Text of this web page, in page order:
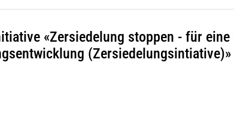
«Zersiedelung stoppen - für eine
(Zersiedelungsintiative)»